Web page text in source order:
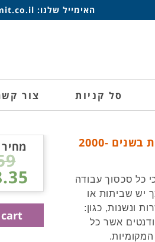
האימייל שלנו:
סל קניות צור
השוואה בינלאומית העלות הכלכלית של שביתות בשנים 2000-
כל סכסוך עבודה
יש שביתות או
ונשנות, כגון:
אשר כל